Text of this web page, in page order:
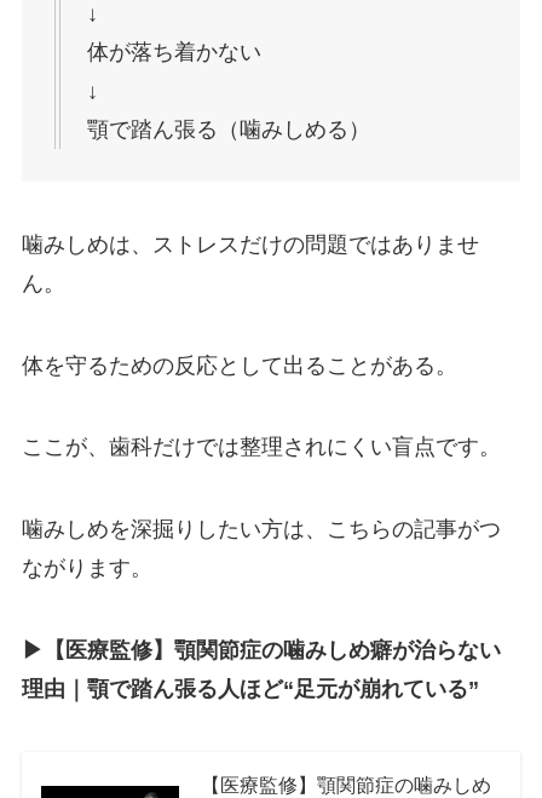
↓
体が落ち着かない
↓
顎で踏ん張る（噛みしめる）
噛みしめは、ストレスだけの問題ではありませ
ん。
体を守るための反応として出ることがある。
ここが、歯科だけでは整理されにくい盲点です。
噛みしめを深掘りしたい方は、こちらの記事がつ
ながります。
▶︎【医療監修】顎関節症の噛みしめ癖が治らない
理由｜顎で踏ん張る人ほど“足元が崩れている”
【医療監修】顎関節症の噛みしめ